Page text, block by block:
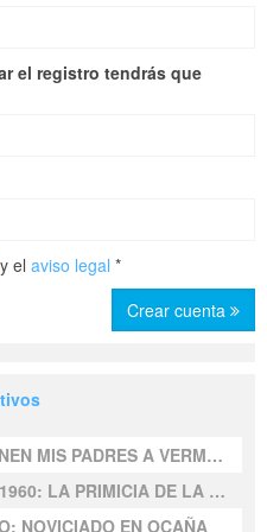
el registro tendrás que
y el aviso legal *
Crear cuenta
A LA MEJORADA (2), Faustino Martínez
LA ESPAÑOLA Y LA NUESTRA, Faustino Martínez
NOVICIADO EN OCAÑA